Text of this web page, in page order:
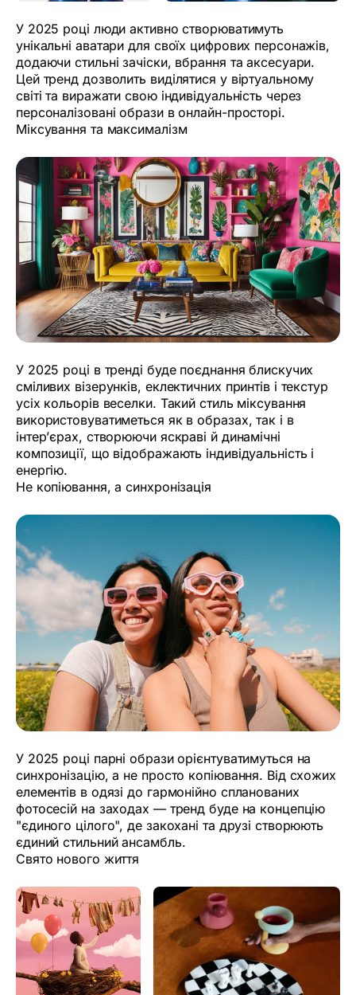
У 2025 році люди активно створюватимуть
унікальні аватари для своїх цифрових персонажів,
додаючи стильні зачіски, вбрання та аксесуари.
Цей тренд дозволить виділятися у віртуальному
світі та виражати свою індивідуальність через
персоналізовані образи в онлайн-просторі.
Міксування та максималізм
У 2025 році в тренді буде поєднання блискучих
сміливих візерунків, еклектичних принтів і текстур
усіх кольорів веселки. Такий стиль міксування
використовуватиметься як в образах, так і в
інтер’єрах, створюючи яскраві й динамічні
композиції, що відображають індивідуальність і
енергію.
Не копіювання, а синхронізація
У 2025 році парні образи орієнтуватимуться на
синхронізацію, а не просто копіювання. Від схожих
елементів в одязі до гармонійно спланованих
фотосесій на заходах — тренд буде на концепцію
"єдиного цілого", де закохані та друзі створюють
єдиний стильний ансамбль.
Свято нового життя